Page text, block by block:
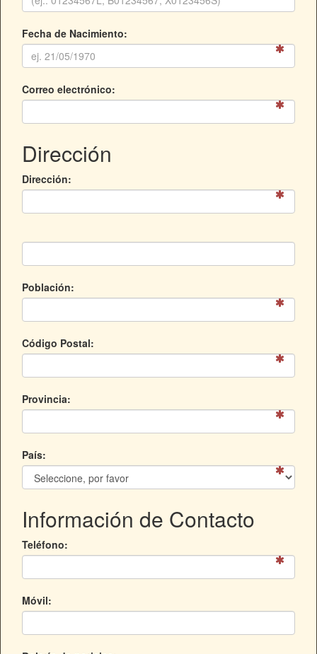
Fecha de Nacimiento:
Correo electrónico:
Dirección
Dirección:
Población:
Código Postal:
Provincia:
País:
Información de Contacto
Teléfono:
Móvil: